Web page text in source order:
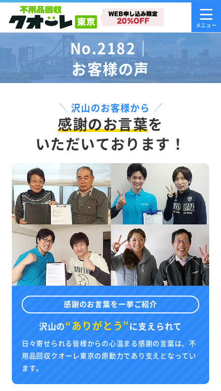
No.2182｜
お客様の声
沢山のお客様から
感謝のお言葉を
いただいております！
感謝のお言葉を一挙ご紹介
沢山の“ありがとう”に支えられて
日々寄せられる皆様からの心温まる感謝の言葉は、不
用品回収クオーレ東京の原動力であり支えとなってい
ます。